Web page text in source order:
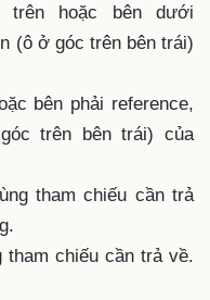
hoặc bên dưới
(ô ở góc trên bên trái)
bên phải reference,
trên bên trái) của
tham chiếu cần trả
chiếu cần trả về.